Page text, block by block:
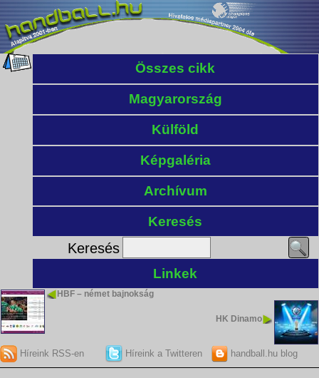
Összes cikk
Magyarország
Külföld
Képgaléria
Archívum
Keresés
Keresés
Linkek
HBF – német bajnokság
HK Dinamo
Híreink RSS-en Híreink a Twitteren handball.hu blog